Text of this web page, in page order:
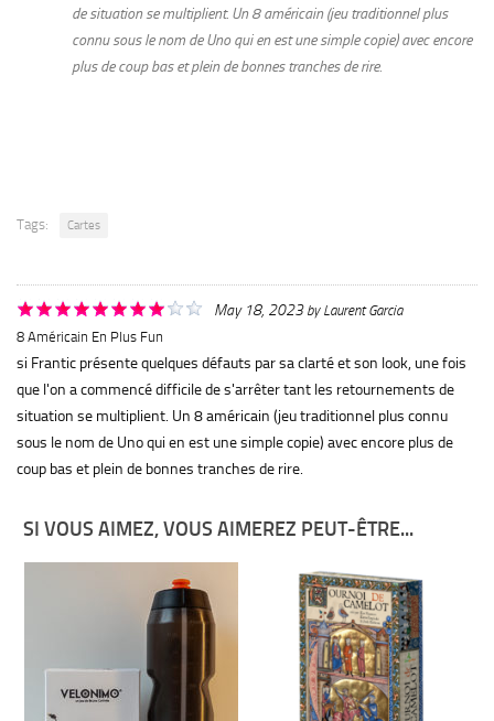
de situation se multiplient. Un 8 américain (jeu traditionnel plus
connu sous le nom de Uno qui en est une simple copie) avec encore
plus de coup bas et plein de bonnes tranches de rire.
Tags: Cartes
May 18, 2023by Laurent Garcia
8 Américain En Plus Fun
si Frantic présente quelques défauts par sa clarté et son look, une fois
que l'on a commencé difficile de s'arrêter tant les retournements de
situation se multiplient. Un 8 américain (jeu traditionnel plus connu
sous le nom de Uno qui en est une simple copie) avec encore plus de
coup bas et plein de bonnes tranches de rire.
SI VOUS AIMEZ, VOUS AIMEREZ PEUT-ÊTRE...